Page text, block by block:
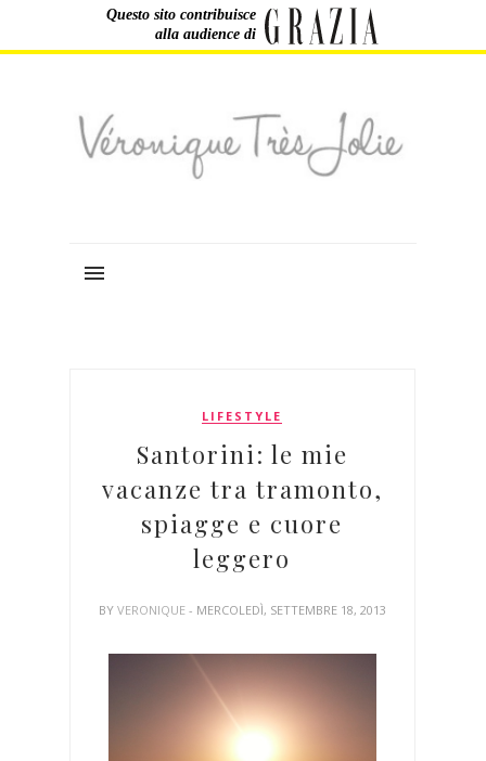
Questo sito contribuisce
alla audience di
LIFESTYLE
Santorini: le mie
vacanze tra tramonto,
spiagge e cuore
leggero
BY VERONIQUE - MERCOLEDÌ, SETTEMBRE 18, 2013